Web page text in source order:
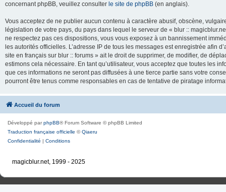
concernant phpBB, veuillez consulter le site de phpBB (en anglais).
Vous acceptez de ne publier aucun contenu à caractère abusif, obscène,
législation de votre pays, du pays dans lequel le serveur de « blur ::
ne respectez pas ces dispositions, vous vous exposez à un bannissement
les autorités officielles. L’adresse IP de tous les messages est enregistrée afin
site en français sur blur :: forums » ait le droit de supprimer, de modifier, de
estimons cela nécessaire. En tant qu’utilisateur, vous acceptez que toutes les
que ces informations ne seront pas diffusées à une tierce partie sans votre
pourront être tenus comme responsables en cas de tentative de piratage
Accueil du forum
Développé parphpBB® Forum Software © phpBB Limited
Traduction française officielle ©Qiaeru
Confidentialité | Conditions
magicblur.net, 1999 - 2025